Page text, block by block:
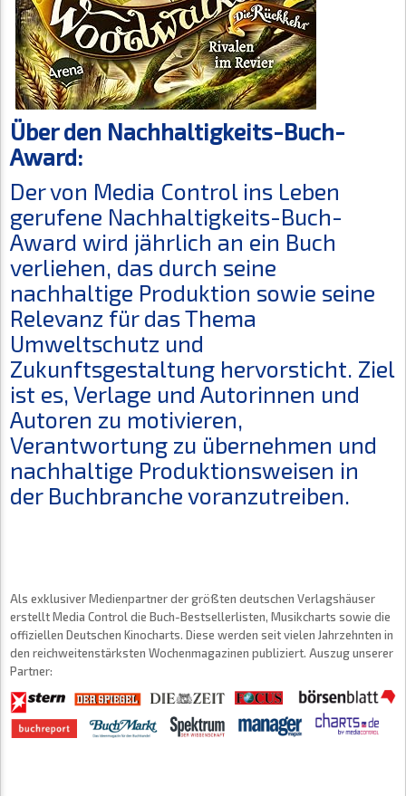
Über den Nachhaltigkeits-Buch-
Award:
Der von Media Control ins Leben
gerufene Nachhaltigkeits-Buch-
Award wird jährlich an ein Buch
verliehen, das durch seine
nachhaltige Produktion sowie seine
Relevanz für das Thema
Umweltschutz und
Zukunftsgestaltung hervorsticht. Ziel
ist es, Verlage und Autorinnen und
Autoren zu motivieren,
Verantwortung zu übernehmen und
nachhaltige Produktionsweisen in
der Buchbranche voranzutreiben.
Als exklusiver Medienpartner der größten deutschen Verlagshäuser
erstellt Media Control die Buch-Bestsellerlisten, Musikcharts sowie die
offiziellen Deutschen Kinocharts. Diese werden seit vielen Jahrzehnten in
den reichweitenstärksten Wochenmagazinen publiziert. Auszug unserer
Partner: